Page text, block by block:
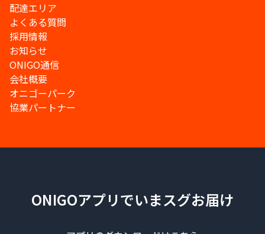
配達エリア
よくある質問
採用情報
お知らせ
ONIGO通信
会社概要
オニゴーパーク
協業パートナー
ONIGOアプリでいまスグお届け